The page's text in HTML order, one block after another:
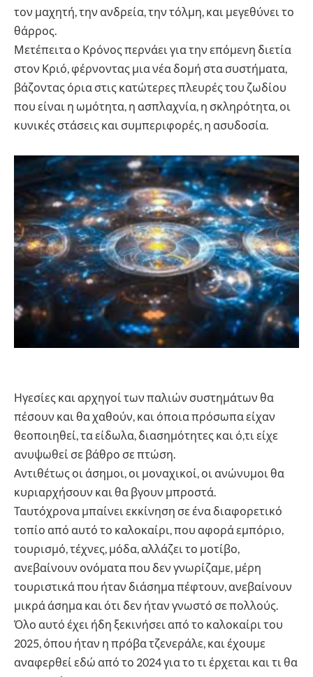
τον μαχητή, την ανδρεία, την τόλμη, και μεγεθύνει το
θάρρος.
Μετέπειτα ο Κρόνος περνάει για την επόμενη διετία
στον Κριό, φέρνοντας μια νέα δομή στα συστήματα,
βάζοντας όρια στις κατώτερες πλευρές του ζωδίου
που είναι η ωμότητα, η ασπλαχνία, η σκληρότητα, οι
κυνικές στάσεις και συμπεριφορές, η ασυδοσία.
Ηγεσίες και αρχηγοί των παλιών συστημάτων θα
πέσουν και θα χαθούν, και όποια πρόσωπα είχαν
θεοποιηθεί, τα είδωλα, διασημότητες και ό,τι είχε
ανυψωθεί σε βάθρο σε πτώση.
Αντιθέτως οι άσημοι, οι μοναχικοί, οι ανώνυμοι θα
κυριαρχήσουν και θα βγουν μπροστά.
Ταυτόχρονα μπαίνει εκκίνηση σε ένα διαφορετικό
τοπίο από αυτό το καλοκαίρι, που αφορά εμπόριο,
τουρισμό, τέχνες, μόδα, αλλάζει το μοτίβο,
ανεβαίνουν ονόματα που δεν γνωρίζαμε, μέρη
τουριστικά που ήταν διάσημα πέφτουν, ανεβαίνουν
μικρά άσημα και ότι δεν ήταν γνωστό σε πολλούς.
Όλο αυτό έχει ήδη ξεκινήσει από το καλοκαίρι του
2025, όπου ήταν η πρόβα τζενεράλε, και έχουμε
αναφερθεί εδώ από το 2024 για το τι έρχεται και τι θα